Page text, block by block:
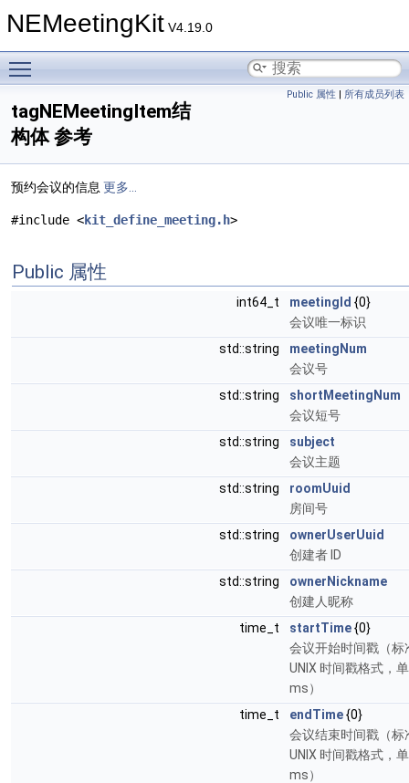
NEMeetingKit V4.19.0
Public 属性 | 所有成员列表
tagNEMeetingItem结
构体 参考
预约会议的信息 更多...
#include <kit_define_meeting.h>
Public 属性
int64_t meetingId {0}
会议唯一标识
std::string
meetingNum
会议号
std::string
shortMeetingNum
会议短号
std::string
subject
会议主题
std::string
roomUuid
房间号
std::string
ownerUserUuid
创建者 ID
std::string
ownerNickname
创建人昵称
time_t
startTime{0}
会议开始时间戳（标
UNIX 时间戳格式，
ms）
time_t
endTime{0}
会议结束时间戳（标
UNIX 时间戳格式，
ms）